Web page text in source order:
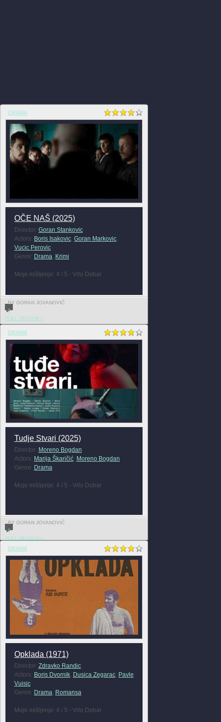
DRAMA
OČE NAŠ (2025)
Director: Goran Stankovic
Actors: Boris Isakovic, Goran Markovic,
Vucic Perovic
Genre: Drama, Krimi
Moje mišljenje: 4 / 5 - Vrlo Dobar
BY GORAN JOVANOVIĆ
0
FULL REVIEW »
DRAMA
Tudje Stvari (2025)
Director: Moreno Bogdan
Actors: Marija Škaričić, Moreno Bogdan
Genre: Drama
Moje mišljenje: 4 / 5 - Vrlo Dobar
BY GORAN JOVANOVIĆ
0
FULL REVIEW »
DRAMA
Opklada (1971)
Director: Zdravko Randic
Actors: Boris Dvornik, Dusica Zegarac, Pavle
Vuisic
Genre: Drama, Romansa
Moje mišljenje: 4 / 5 - Vrlo Dobar